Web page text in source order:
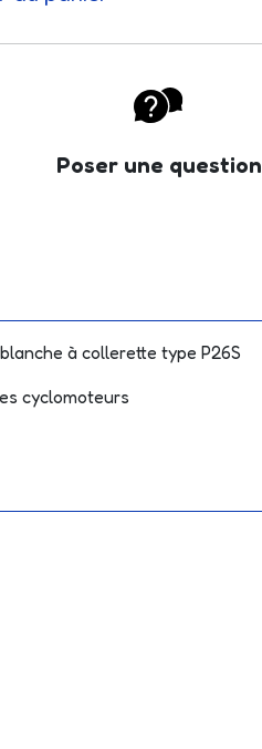
Poser une question
à collerette type P26S
cyclomoteurs